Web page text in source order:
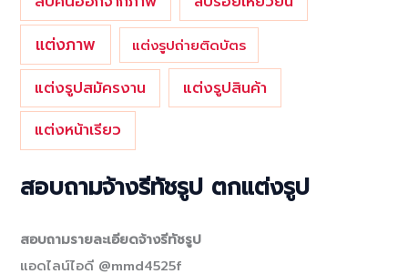
แต่งภาพ แต่งรูปถ่ายติดบัตร
แต่งรูปสมัครงาน
แต่งรูปสินค้า
แต่งหน้าเรียว
สอบถามจ้างรีทัชรูป ตกแต่งรูป
สอบถามรายละเอียดจ้างรีทัชรูป
แอดไลน์ไอดี @mmd4525f